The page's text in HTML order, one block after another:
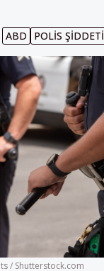
ABD POLIS ŞIDDETI
/ Shutterstock.com